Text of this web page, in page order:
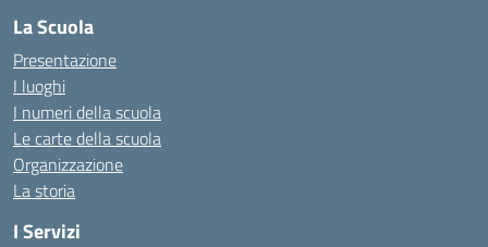
La Scuola
Presentazione
I luoghi
I numeri della scuola
Le carte della scuola
Organizzazione
La storia
I Servizi